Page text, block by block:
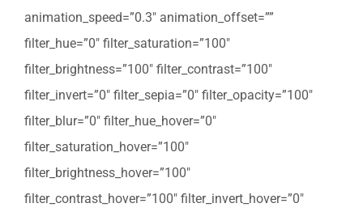
animation_speed=”0.3″ animation_offset=””
filter_hue=”0″ filter_saturation=”100″
filter_brightness=”100″ filter_contrast=”100″
filter_invert=”0″ filter_sepia=”0″ filter_opacity=”100″
filter_blur=”0″ filter_hue_hover=”0″
filter_saturation_hover=”100″
filter_brightness_hover=”100″
filter_contrast_hover=”100″ filter_invert_hover=”0″